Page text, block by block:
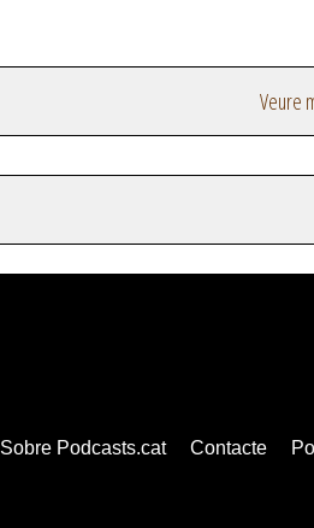
Veure
Sobre Podcasts.cat Contacte